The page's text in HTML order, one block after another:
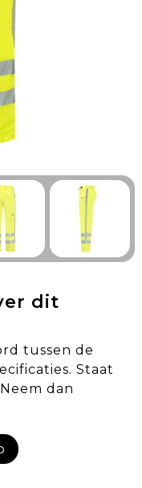
dit
tussen de
Staat
dan